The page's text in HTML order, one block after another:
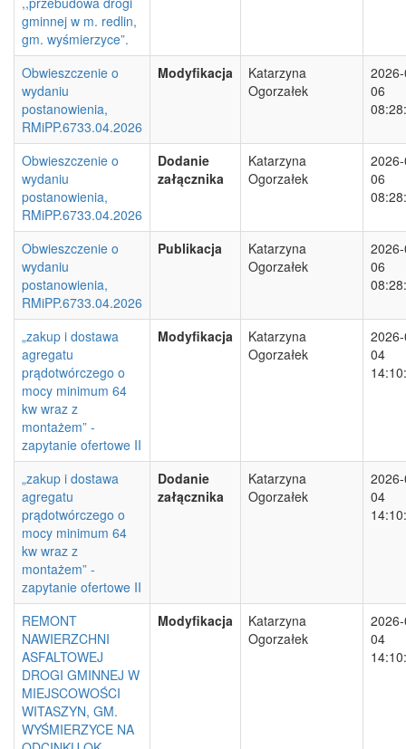
gminnej w m. redlin,
gm. wyśmierzyce”.
Obwieszczenie o
wydaniu
postanowienia,
RMiPP.6733.04.2026
Modyfikacja
Katarzyna
Ogorzałek
06
Obwieszczenie o
wydaniu
postanowienia,
RMiPP.6733.04.2026
Dodanie
załącznika
Katarzyna
Ogorzałek
06
Obwieszczenie o
wydaniu
postanowienia,
RMiPP.6733.04.2026
Publikacja
Katarzyna
Ogorzałek
06
„zakup i dostawa
agregatu
prądotwórczego o
mocy minimum 64
kw wraz z
montażem” -
zapytanie ofertowe II
Modyfikacja
Katarzyna
Ogorzałek
04
„zakup i dostawa
agregatu
prądotwórczego o
mocy minimum 64
kw wraz z
montażem” -
zapytanie ofertowe II
Dodanie
załącznika
Katarzyna
Ogorzałek
04
REMONT
NAWIERZCHNI
ASFALTOWEJ
DROGI GMINNEJ W
MIEJSCOWOŚCI
WITASZYN, GM.
WYŚMIERZYCE NA
Modyfikacja
Katarzyna
Ogorzałek
04